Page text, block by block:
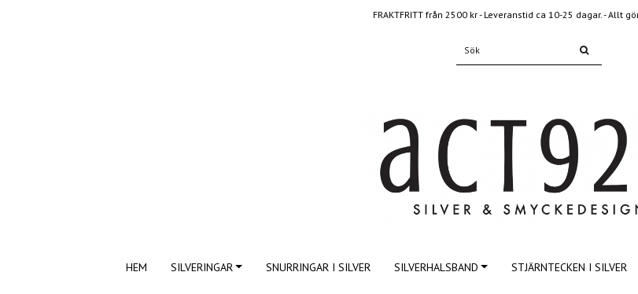
FRAKTFRITT från 2500 kr - Leveranstid ca 10-25 dagar. - Allt
HEM SILVERINGAR SNURRINGAR I SILVER SILVERHALSBAND STJÄRNTECKEN I SILVER